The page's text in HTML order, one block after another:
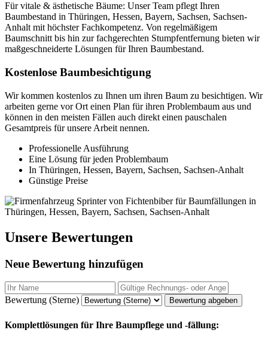
Für vitale & ästhetische Bäume: Unser Team pflegt Ihren
Baumbestand in Thüringen, Hessen, Bayern, Sachsen, Sachsen-
Anhalt mit höchster Fachkompetenz. Von regelmäßigem
Baumschnitt bis hin zur fachgerechten Stumpfentfernung bieten wir
maßgeschneiderte Lösungen für Ihren Baumbestand.
Kostenlose Baumbesichtigung
Wir kommen kostenlos zu Ihnen um ihren Baum zu besichtigen. Wir
arbeiten gerne vor Ort einen Plan für ihren Problembaum aus und
können in den meisten Fällen auch direkt einen pauschalen
Gesamtpreis für unsere Arbeit nennen.
Professionelle Ausführung
Eine Lösung für jeden Problembaum
In Thüringen, Hessen, Bayern, Sachsen, Sachsen-Anhalt
Günstige Preise
Unsere Bewertungen
Neue Bewertung hinzufügen
Bewertung (Sterne) Bewertung abgeben
Komplettlösungen für Ihre Baumpflege und -fällung: